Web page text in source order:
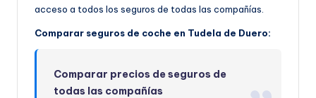
acceso a todos los seguros de todas las compañías.
Comparar seguros de coche en Tudela de Duero:
Comparar precios de seguros de
todas las compañías